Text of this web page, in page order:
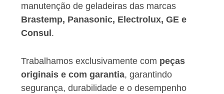
manutenção de geladeiras das marcas
Brastemp, Panasonic, Electrolux, GE e
Consul .
Trabalhamos exclusivamente com peças
originais e com garantia, garantindo
segurança, durabilidade e o desempenho